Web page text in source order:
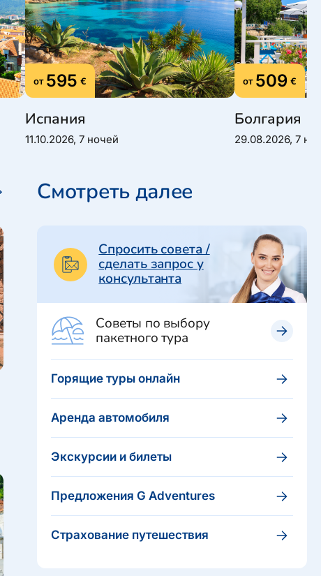
от 595 €
Испания
11.10.2026, 7 ночей
от 509 €
Болгария
29.08.2026, 7
Смотреть далее
Спросить совета /
сделать запрос у
консультанта
Советы по выбору
пакетного тура
Горящие туры онлайн
Аренда автомобиля
Экскурсии и билеты
Предложения G Adventures
Страхование путешествия